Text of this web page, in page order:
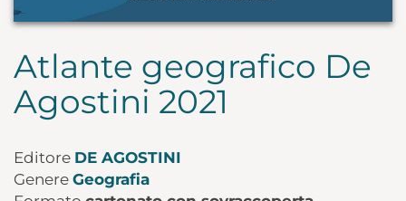
Atlante geografico De
Agostini 2021
Editore DE AGOSTINI
Genere Geografia